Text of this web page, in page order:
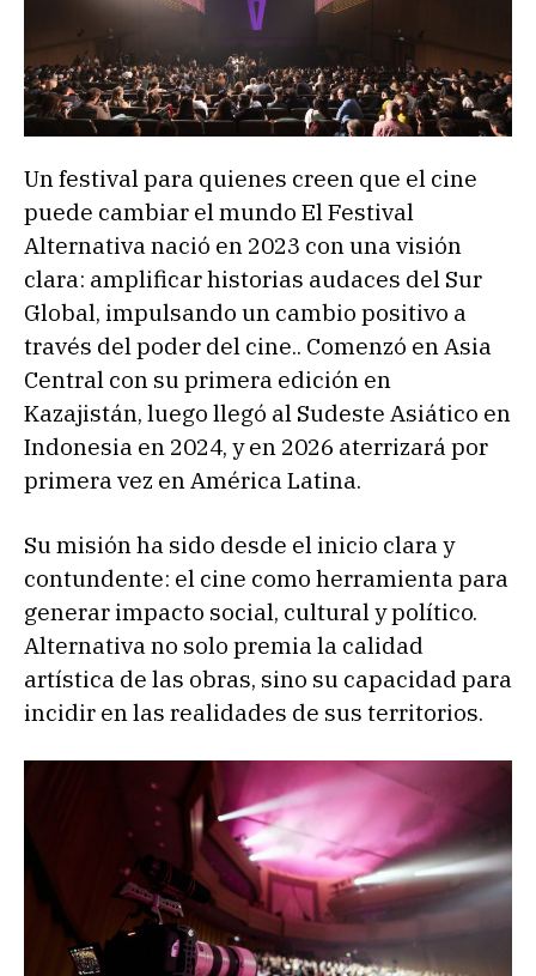
Un festival para quienes creen que el cine
puede cambiar el mundo El Festival
Alternativa nació en 2023 con una visión
clara: amplificar historias audaces del Sur
Global, impulsando un cambio positivo a
través del poder del cine.. Comenzó en Asia
Central con su primera edición en
Kazajistán, luego llegó al Sudeste Asiático en
Indonesia en 2024, y en 2026 aterrizará por
primera vez en América Latina.
Su misión ha sido desde el inicio clara y
contundente: el cine como herramienta para
generar impacto social, cultural y político.
Alternativa no solo premia la calidad
artística de las obras, sino su capacidad para
incidir en las realidades de sus territorios.